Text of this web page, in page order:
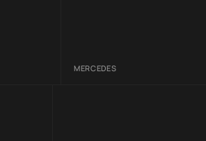
MERCEDES